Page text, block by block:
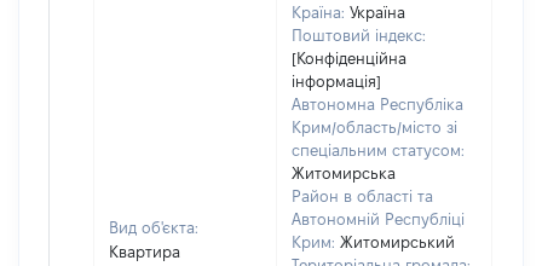
Вид об'єкта:
Квартира
Країна: Україна
Поштовий індекс:
[Конфіденційна
інформація]
Автономна Республіка
Крим/область/місто зі
спеціальним статусом:
Житомирська
Район в області та
Автономній Республіці
Крим: Житомирський